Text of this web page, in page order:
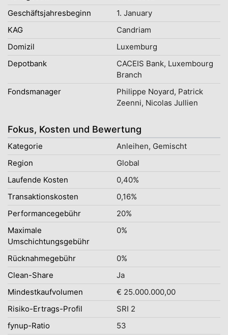
Geschäftsjahresbeginn
1. January
KAG
Candriam
Domizil
Luxemburg
Depotbank
CACEIS Bank, Luxembourg
Branch
Fondsmanager
Philippe Noyard, Patrick
Zeenni, Nicolas Jullien
Fokus, Kosten und Bewertung
Kategorie
Anleihen, Gemischt
Region
Global
Laufende Kosten
0,40%
Transaktionskosten
0,16%
Performancegebühr
20%
Maximale
Umschichtungsgebühr
0%
Rücknahmegebühr
0%
Clean-Share
Ja
Mindestkaufvolumen
€ 25.000.000,00
Risiko-Ertrags-Profil
SRI 2
fynup-Ratio
53